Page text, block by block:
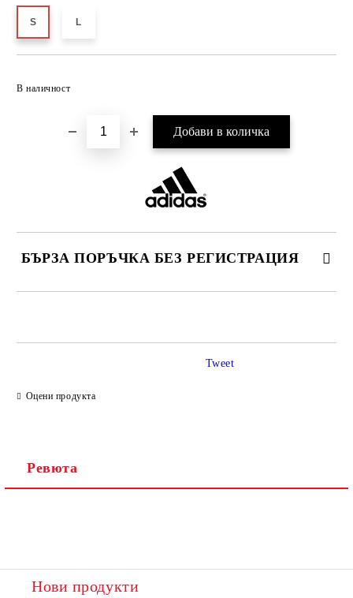
S L
В наличност
БЪРЗА ПОРЪЧКА БЕЗ РЕГИСТРАЦИЯ
Оцени продукта
Tweet
Ревюта
Нови продукти